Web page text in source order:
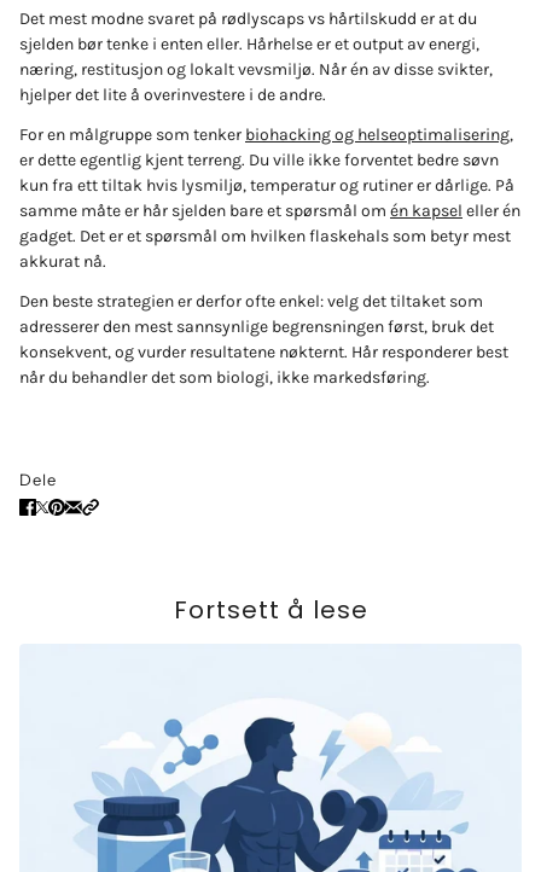
Det mest modne svaret på rødlyscaps vs hårtilskudd er at du
sjelden bør tenke i enten eller. Hårhelse er et output av energi,
næring, restitusjon og lokalt vevsmiljø. Når én av disse svikter,
hjelper det lite å overinvestere i de andre.
For en målgruppe som tenker biohacking og helseoptimalisering,
er dette egentlig kjent terreng. Du ville ikke forventet bedre søvn
kun fra ett tiltak hvis lysmiljø, temperatur og rutiner er dårlige. På
samme måte er hår sjelden bare et spørsmål om én kapsel eller én
gadget. Det er et spørsmål om hvilken flaskehals som betyr mest
akkurat nå.
Den beste strategien er derfor ofte enkel: velg det tiltaket som
adresserer den mest sannsynlige begrensningen først, bruk det
konsekvent, og vurder resultatene nøkternt. Hår responderer best
når du behandler det som biologi, ikke markedsføring.
Dele
Fortsett å lese